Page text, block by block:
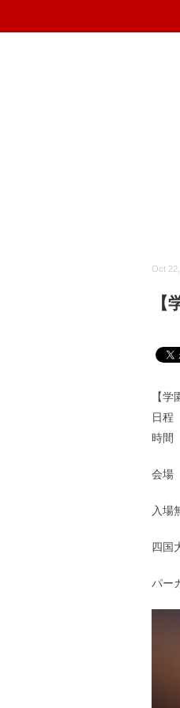
Oct
【
日程
時間
会場
入場
四国
パー